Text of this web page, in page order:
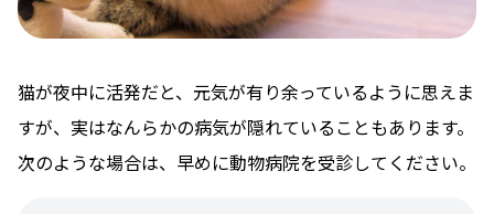
猫が夜中に活発だと、元気が有り余っているように思えま
すが、実はなんらかの病気が隠れていることもあります。
次のような場合は、早めに動物病院を受診してください。